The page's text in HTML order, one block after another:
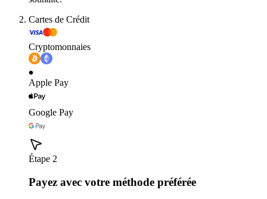
Cartes de Crédit
Cryptomonnaies
Apple Pay
Google Pay
Étape 2
Payez avec votre méthode préférée